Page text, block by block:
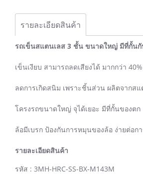
รายละเอียดสินค้า
รถเข็นสแตนเลส 3 ชั้น ขนาดใหญ่ มีที่กั้นกั
เข็นเงียบ สามารถลดเสียงได้ มากกว่า 40%
ลดการเกิดสนิม เพราะชิ้นส่วน ผลิตจากสแ
โครงรถขนาดใหญ่ จุได้เยอะ มีที่กั้นของตก
ล้อมีเบรก ป้องกันการหมุนของล้อ ง่ายต่อก
รายละเอียดสินค้า
รหัส : 3MH-HRC-SS-BX-M143M